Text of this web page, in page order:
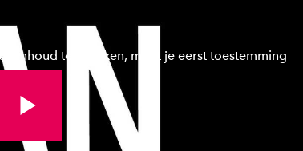
volledige video
inhoud te bekijken, moet je eerst toestemming